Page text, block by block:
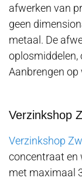
afwerken van
geen
metaal. De
oplosmiddelen,
Aanbrengen op
Verzinkshop
Verzinkshop
concentraat en
met maximaal